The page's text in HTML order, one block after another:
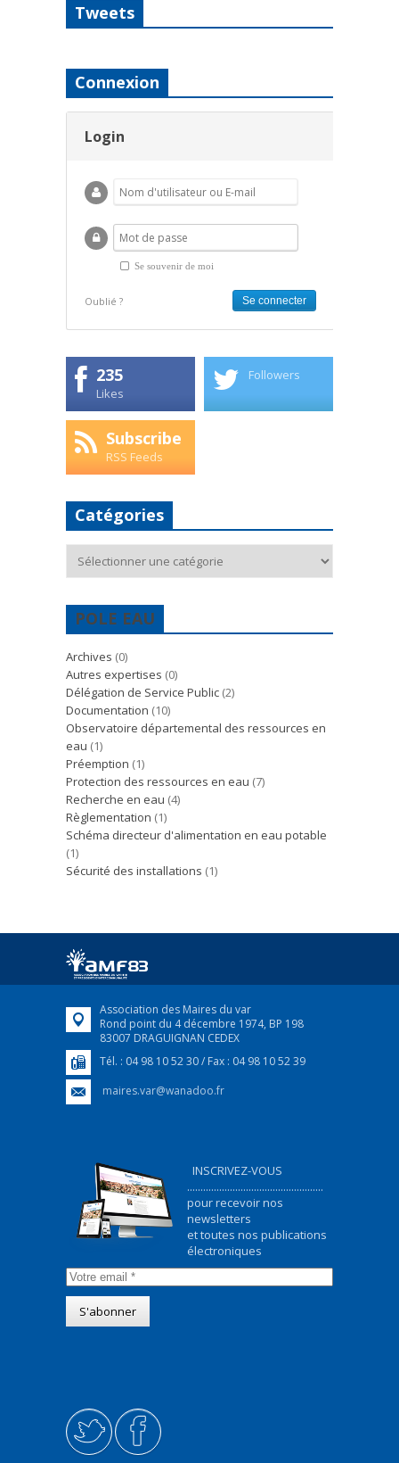
Tweets
Connexion
Login
Se souvenir de moi
Oublié ?
235
Likes
Followers
Subscribe
RSS Feeds
Catégories
POLE EAU
Archives (0)
Autres expertises (0)
Délégation de Service Public (2)
Documentation (10)
Observatoire départemental des ressources en
eau (1)
Préemption (1)
Protection des ressources en eau (7)
Recherche en eau (4)
Règlementation (1)
Schéma directeur d'alimentation en eau potable
(1)
Sécurité des installations (1)
Association des Maires du var
Rond point du 4 décembre 1974, BP 198
83007 DRAGUIGNAN CEDEX
Tél. : 04 98 10 52 30 / Fax : 04 98 10 52 39
maires.var@wanadoo.fr
INSCRIVEZ-VOUS
...................................................
pour recevoir nos
newsletters
et toutes nos publications
électroniques